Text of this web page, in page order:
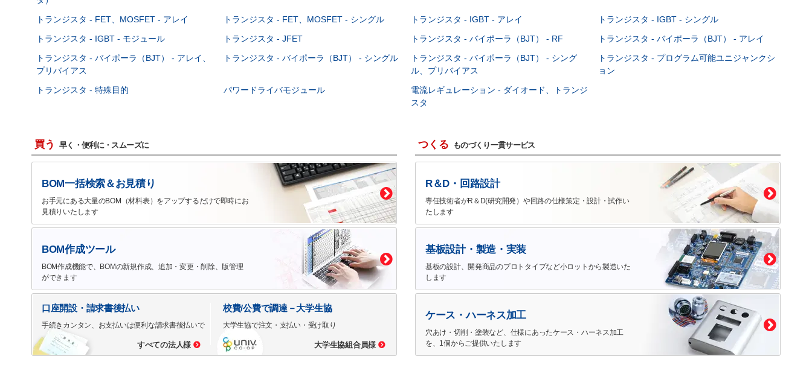
トランジスタ - FET、MOSFET - アレイ トランジスタ - FET、MOSFET - シングル トランジスタ - IGBT - アレイ
トランジスタ - IGBT - シングル
トランジスタ - IGBT - モジュール
トランジスタ - JFET トランジスタ - バイポーラ（BJT） - RF
トランジスタ - バイポーラ（BJT） - アレイ
トランジスタ - バイポーラ（BJT） - アレイ、
プリバイアス
トランジスタ - バイポーラ（BJT） - シングル
トランジスタ - バイポーラ（BJT） - シング
ル、プリバイアス
トランジスタ - プログラム可能ユニジャンクシ
ョン
トランジスタ - 特殊目的
パワードライバモジュール
電流レギュレーション - ダイオード、トランジ
スタ
買う 早く・便利に・スムーズに
BOM一括検索＆お見積り
お手元にある大量のBOM（材料表）をアップするだけで即時にお
見積りいたします
BOM作成ツール
BOM作成機能で、BOMの新規作成、追加・変更・削除、版管理
ができます
口座開設・請求書後払い
手続きカンタン、お支払いは便利な請求書後払いで
すべての法人様
校費/公費で調達－大学生協
大学生協で注文・支払い・受け取り
大学生協組合員様
つくる ものづくり一貫サービス
R＆D・回路設計
専任技術者がR＆D(研究開発）や回路の仕様策定・設計・試作い
たします
基板設計・製造・実装
基板の設計、開発商品のプロトタイプなど小ロットから製造いた
します
ケース・ハーネス加工
穴あけ・切削・塗装など、仕様にあったケース・ハーネス加工
を、1個からご提供いたします